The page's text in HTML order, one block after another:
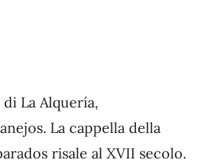
La Alquería,
La cappella della
risale al XVII secolo.